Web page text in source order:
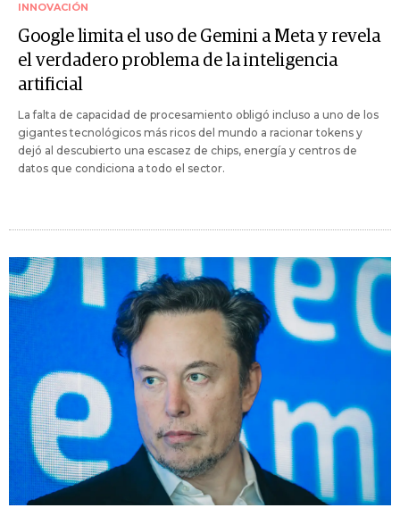
INNOVACIÓN
Google limita el uso de Gemini a Meta y revela
el verdadero problema de la inteligencia
artificial
La falta de capacidad de procesamiento obligó incluso a uno de los
gigantes tecnológicos más ricos del mundo a racionar tokens y
dejó al descubierto una escasez de chips, energía y centros de
datos que condiciona a todo el sector.